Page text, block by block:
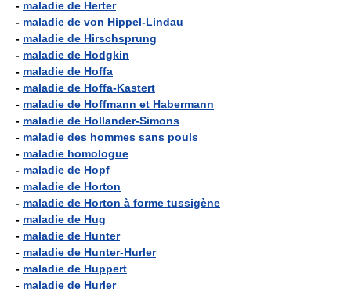
- maladie de Herter
- maladie de von Hippel-Lindau
- maladie de Hirschsprung
- maladie de Hodgkin
- maladie de Hoffa
- maladie de Hoffa-Kastert
- maladie de Hoffmann et Habermann
- maladie de Hollander-Simons
- maladie des hommes sans pouls
- maladie homologue
- maladie de Hopf
- maladie de Horton
- maladie de Horton à forme tussigène
- maladie de Hug
- maladie de Hunter
- maladie de Hunter-Hurler
- maladie de Huppert
- maladie de Hurler